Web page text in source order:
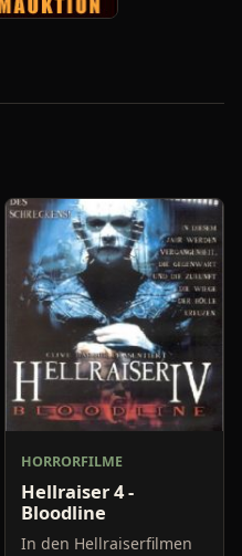
HORRORFILME
Hellraiser 4 -
Bloodline
In den Hellraiserfilmen